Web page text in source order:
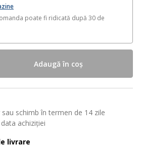
poate fi ridicată după 30 de
Adaugă în coș
schimb în termen de 14 zile
achiziției
livrare